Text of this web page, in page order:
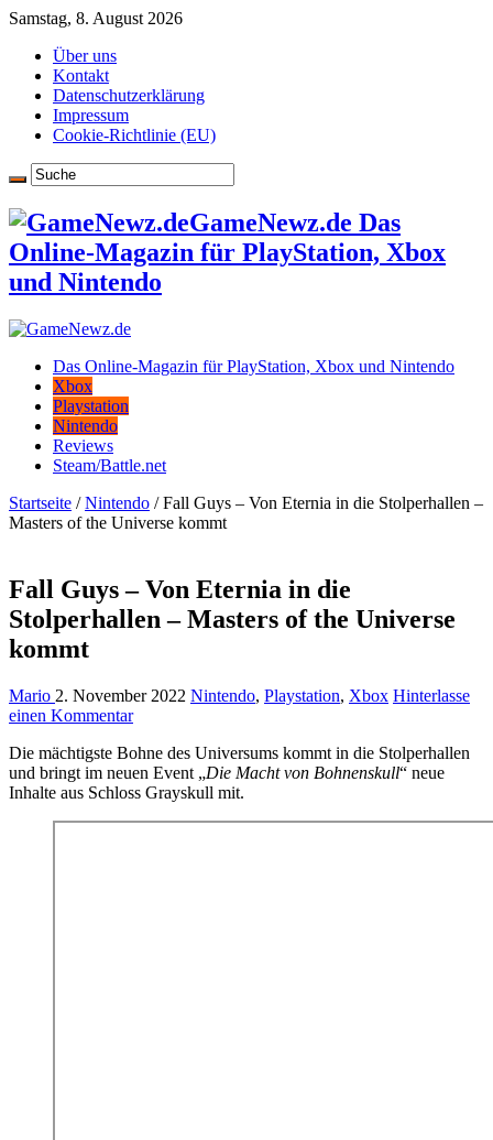
Samstag, 8. August 2026
Über uns
Kontakt
Datenschutzerklärung
Impressum
Cookie-Richtlinie (EU)
GameNewz.de Das
Online-Magazin für PlayStation, Xbox
und Nintendo
Das Online-Magazin für PlayStation, Xbox und Nintendo
Xbox
Playstation
Nintendo
Reviews
Steam/Battle.net
Startseite / Nintendo / Fall Guys – Von Eternia in die Stolperhallen –
Masters of the Universe kommt
Fall Guys – Von Eternia in die
Stolperhallen – Masters of the Universe
kommt
Mario 2. November 2022 Nintendo, Playstation, Xbox Hinterlasse
einen Kommentar
Die mächtigste Bohne des Universums kommt in die Stolperhallen
und bringt im neuen Event „Die Macht von Bohnenskull“ neue
Inhalte aus Schloss Grayskull mit.